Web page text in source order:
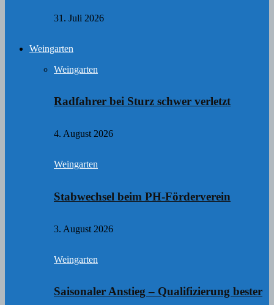
31. Juli 2026
Weingarten
Weingarten
Radfahrer bei Sturz schwer verletzt
4. August 2026
Weingarten
Stabwechsel beim PH-Förderverein
3. August 2026
Weingarten
Saisonaler Anstieg – Qualifizierung bester